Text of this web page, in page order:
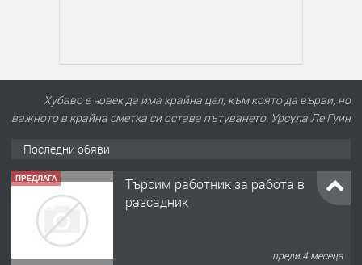
Хубаво е човек да има крайна цел, към която да върви, но
важното в крайна сметка си остава пътуването. Урсула Ле Гуин
Последни обяви
ПРЕДЛАГА
Търсим работник за работа в
разсадник
преди 4 месеца